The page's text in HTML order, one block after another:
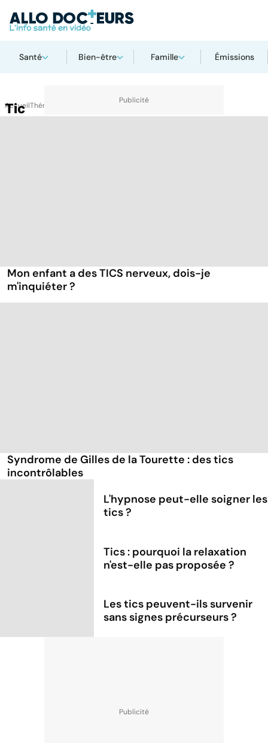
Santé Bien-être Famille Émissions
AccueilThématiques
Tic
Mon enfant a des TICS nerveux, dois-je
m'inquiéter ?
Syndrome de Gilles de la Tourette : des tics
incontrôlables
L'hypnose peut-elle soigner les
tics ?
Tics : pourquoi la relaxation
n'est-elle pas proposée ?
Les tics peuvent-ils survenir
sans signes précurseurs ?